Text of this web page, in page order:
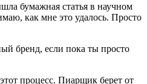
бумажная статья в научном
как мне это удалось. Просто
процесс. Пиарщик берет от